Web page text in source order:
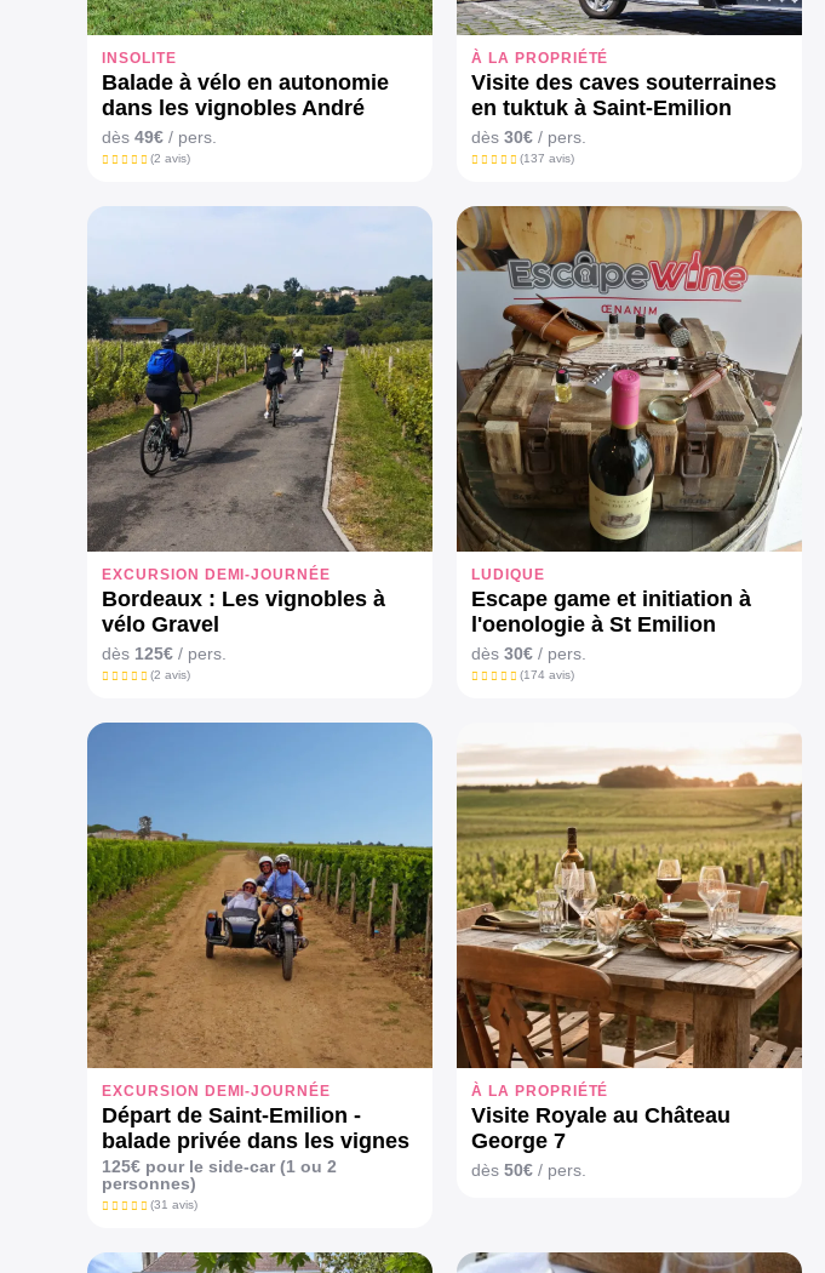
INSOLITE
Balade à vélo en autonomie
dans les vignobles André
Lurton
dès 49€ / pers.
(2 avis)
À LA PROPRIÉTÉ
Visite des caves souterraines
en tuktuk à Saint-Emilion
dès 30€ / pers.
(137 avis)
EXCURSION DEMI-JOURNÉE
Bordeaux : Les vignobles à
vélo Gravel
dès 125€ / pers.
(2 avis)
LUDIQUE
Escape game et initiation à
l'oenologie à St Emilion
dès 30€ / pers.
(174 avis)
EXCURSION DEMI-JOURNÉE
Départ de Saint-Emilion -
balade privée dans les vignes
125€ pour le side-car (1 ou 2
personnes)
(31 avis)
À LA PROPRIÉTÉ
Visite Royale au Château
George 7
dès 50€ / pers.